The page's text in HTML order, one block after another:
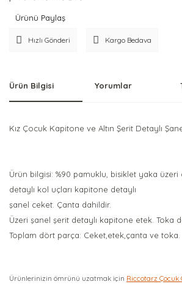
Ürünü Paylaş
Hızlı Gönderi Kargo Bedava
Ürün Bilgisi Yorumlar
Kız Çocuk Kapitone ve Altın Şerit Detaylı
Ürün bilgisi: %90 pamuklu, bisiklet yaka
detaylı kol uçları kapitone detaylı
şanel ceket. Çanta dahildir.
Üzeri şanel şerit detaylı kapitone etek. Toka
Toplam dört parça: Ceket,etek,çanta ve toka.
Ürünlerinizin ömrünü uzatmak için Riccotarz Çocuk